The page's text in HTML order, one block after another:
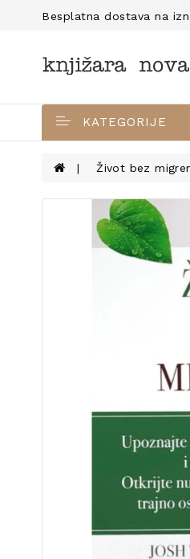
Besplatna dostava na
KATEGORIJE
Život bez